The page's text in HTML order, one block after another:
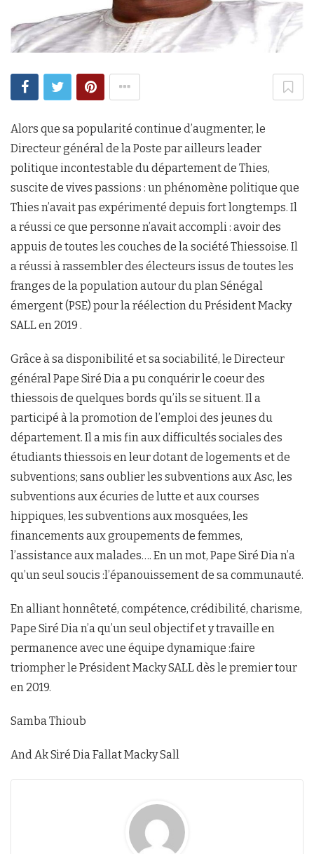
Alors que sa popularité continue d’augmenter, le
Directeur général de la Poste par ailleurs leader
politique incontestable du département de Thies,
suscite de vives passions : un phénomène politique que
Thies n’avait pas expérimenté depuis fort longtemps. Il
a réussi ce que personne n’avait accompli : avoir des
appuis de toutes les couches de la société Thiessoise. Il
a réussi à rassembler des électeurs issus de toutes les
franges de la population autour du plan Sénégal
émergent (PSE) pour la réélection du Président Macky
SALL en 2019 .
Grâce à sa disponibilité et sa sociabilité, le Directeur
général Pape Siré Dia a pu conquérir le coeur des
thiessois de quelques bords qu’ils se situent. Il a
participé à la promotion de l’emploi des jeunes du
département. Il a mis fin aux difficultés sociales des
étudiants thiessois en leur dotant de logements et de
subventions; sans oublier les subventions aux Asc, les
subventions aux écuries de lutte et aux courses
hippiques, les subventions aux mosquées, les
financements aux groupements de femmes,
l’assistance aux malades…. En un mot, Pape Siré Dia n’a
qu’un seul soucis :l’épanouissement de sa communauté.
En alliant honnêteté, compétence, crédibilité, charisme,
Pape Siré Dia n’a qu’un seul objectif et y travaille en
permanence avec une équipe dynamique :faire
triompher le Président Macky SALL dès le premier tour
en 2019.
Samba Thioub
And Ak Siré Dia Fallat Macky Sall